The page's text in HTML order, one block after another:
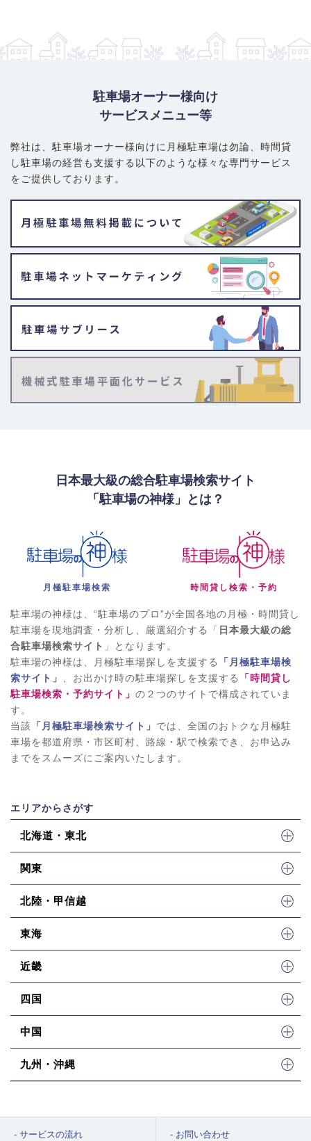
駐車場オーナー様向け
サービスメニュー等
弊社は、駐車場オーナー様向けに月極駐車場は勿論、 時間貸
し駐車場の経営も支援する以下のような様々な専門サービス
をご提供しております。
日本最大級の総合駐車場検索サイト
「駐車場の神様」とは？
月極駐車場検索 時間貸し検索・予約
駐車場の神様は、“駐車場のプロ”が全国各地の月極・時間貸し
駐車場を現地調査・分析し、厳選紹介する「 日本最大級の総
合駐車場検索サイト 」となります。
駐車場の神様は、月極駐車場探しを支援する
「月極駐車場検
索サイト」
、お出かけ時の駐車場探しを支援する
「時間貸し
駐車場検索・予約サイト」 の２つのサイトで構成されていま
す。
当該 「月極駐車場検索サイト」 では、全国のおトクな月極駐
車場を都道府県・市区町村、路線・駅で検索でき、お申込み
までをスムーズにご案内いたします。
エリアからさがす
北海道・東北
関東
北陸・甲信越
東海
近畿
四国
中国
九州・沖縄
サービスの流れ お問い合わせ